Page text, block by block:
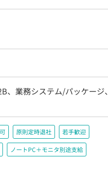
、業務システム/パッケージ、
原則定時退社 若手歓迎
ノートPC＋モニタ別途支給